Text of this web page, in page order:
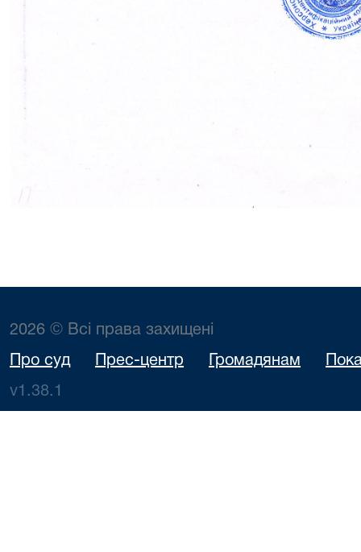
2026 © Всі права захищені
Про суд Прес-центр Громадянам
v1.38.1